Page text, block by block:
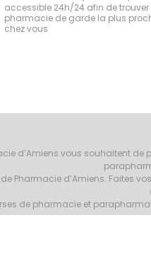
accessible 24h/24 afin de trouver
pharmacie de garde la plus
chez vous
d’Amiens vous souhaitent
Pharmacie d’Amiens. Faites
de pharmacie et